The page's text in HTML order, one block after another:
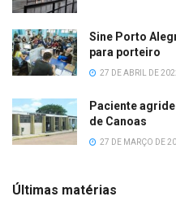
Sine Porto
para porteiro
27 DE ABRIL DE
Paciente
de Canoas
27 DE MARÇO DE
Últimas matérias